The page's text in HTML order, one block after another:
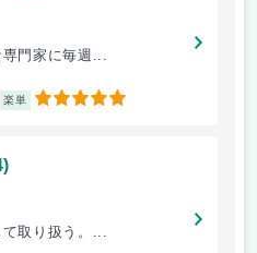
門家に毎週...
楽単 5
取り扱う。...